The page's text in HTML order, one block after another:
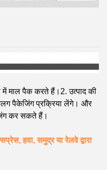
माल पैक करते हैं। 2. उत्पाद की
पैकेजिंग प्रक्रिया लेंगे। और
कर सकते हैं।
हवा, समुद्र या रेलवे द्वारा